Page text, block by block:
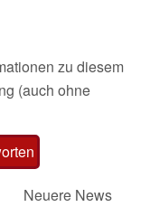
zu diesem
(auch ohne
Neuere News